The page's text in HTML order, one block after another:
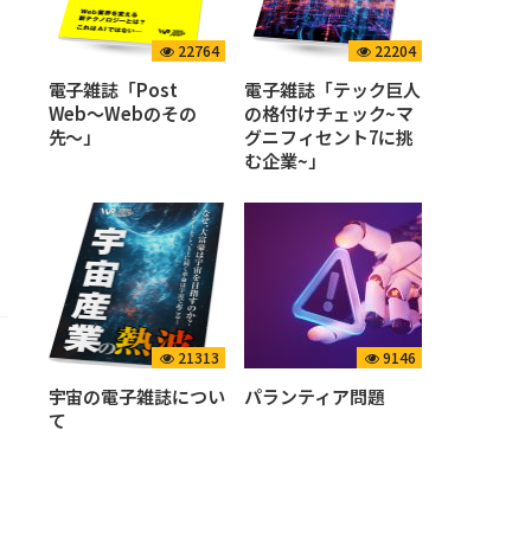
22764
電子雑誌「Post
Web〜Webのその
先〜」
22204
電子雑誌「テック巨人
の格付けチェック~マ
グニフィセント7に挑
む企業~」
21313
宇宙の電子雑誌につい
て
9146
パランティア問題